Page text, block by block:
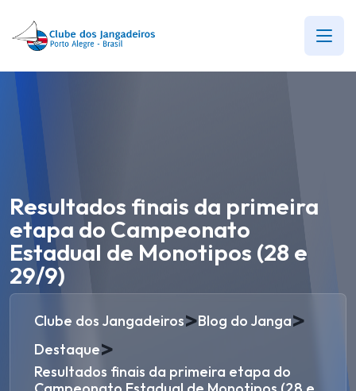
Resultados finais da primeira
etapa do Campeonato
Estadual de Monotipos (28 e
29/9)
Clube dos Jangadeiros>Blog do Janga>
Destaque>
Resultados finais da primeira etapa do